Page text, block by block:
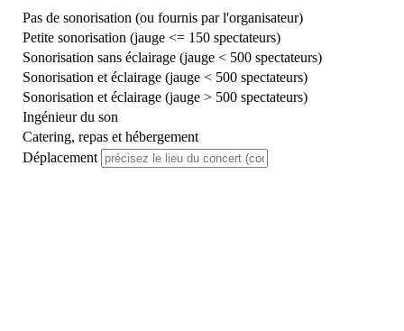
Pas de sonorisation (ou fournis par l'organisateur)
Petite sonorisation (jauge <= 150 spectateurs)
Sonorisation sans éclairage (jauge < 500 spectateurs)
Sonorisation et éclairage (jauge < 500 spectateurs)
Sonorisation et éclairage (jauge > 500 spectateurs)
Ingénieur du son
Catering, repas et hébergement
Déplacement